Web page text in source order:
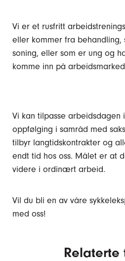
Vi er et rusfritt
eller kommer fra behandling,
soning, eller som er ung og
komme inn på
Vi kan tilpasse
oppfølging i samråd med
tilbyr langtidskontrakter og
endt tid hos oss. Målet er at
videre i ordinært arbeid.
Vil du bli en av våre
med oss!
Relaterte